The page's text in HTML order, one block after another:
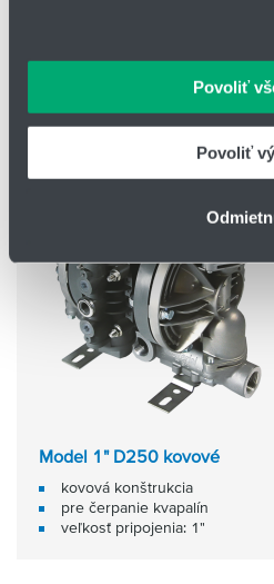
webové stránky, poskytujeme
keď ste používali ich služby.
Povoliť
Povoliť
ekologická prevádzka
Model 1" D250 kovové
kovová konštrukcia
pre čerpanie kvapalín
veľkosť pripojenia: 1"